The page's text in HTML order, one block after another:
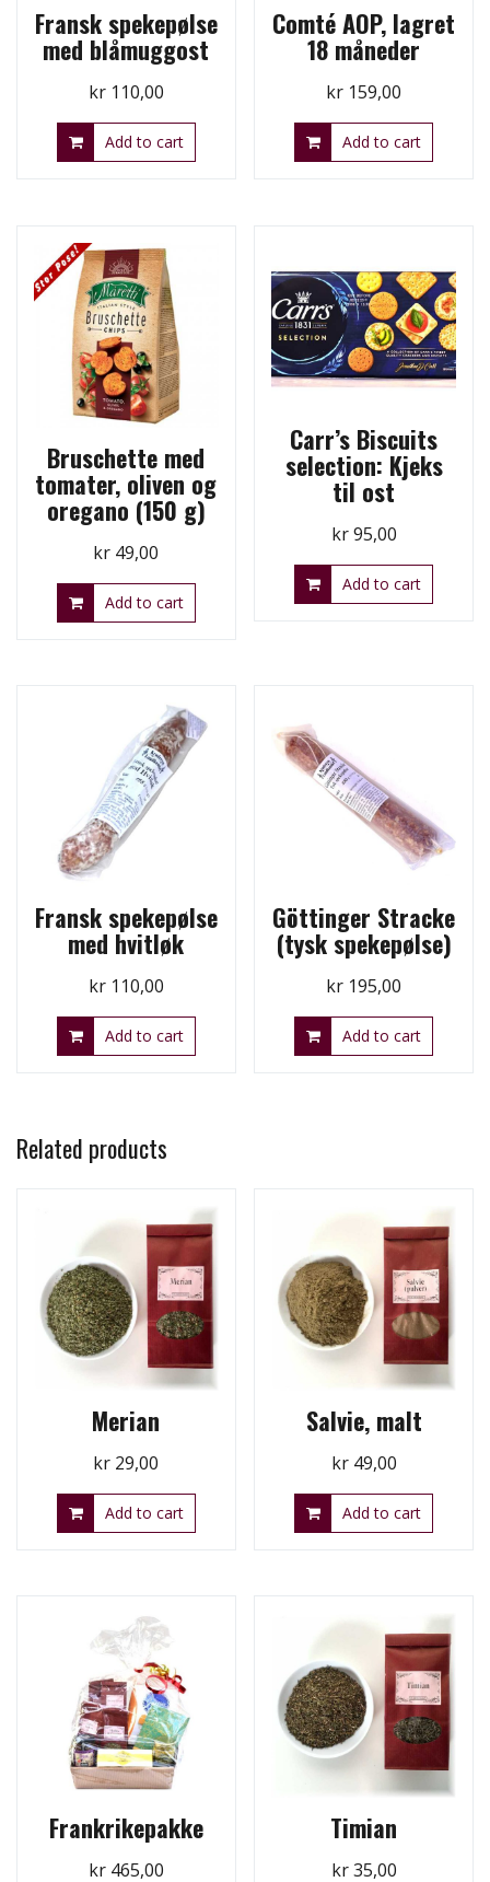
Fransk spekepølse
med blåmuggost
kr110,00
Add to cart
Comté AOP, lagret
18 måneder
kr 159,00
Add to cart
Bruschette med
tomater, oliven og
oregano (150 g)
kr 49,00
Add to cart
Carr’s Biscuits
selection: Kjeks
til ost
kr95,00
Add to cart
Fransk spekepølse
med hvitløk
kr110,00
Add to cart
Göttinger Stracke
(tysk spekepølse)
kr 195,00
Add to cart
Related products
Merian
kr 29,00
Add to cart
Salvie, malt
kr49,00
Add to cart
Frankrikepakke
kr465,00
Timian
kr35,00